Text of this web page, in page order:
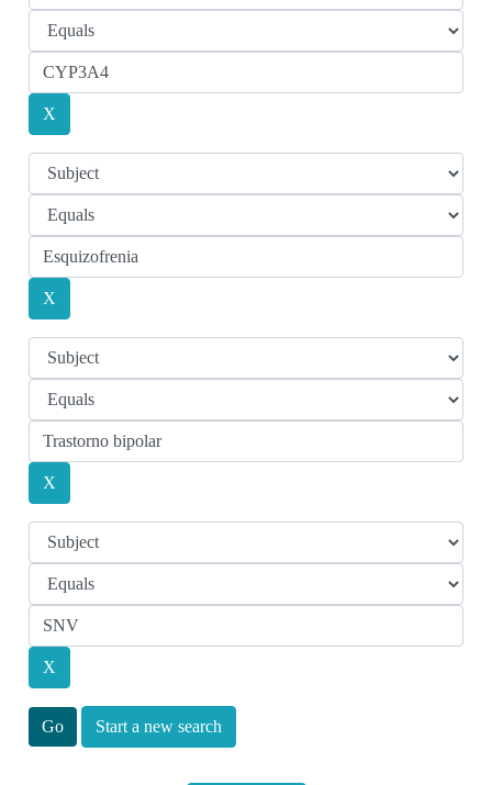
Start a new search